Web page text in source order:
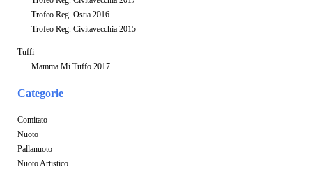
Trofeo Reg. Ostia 2016
Trofeo Reg. Civitavecchia 2015
Tuffi
Mamma Mi Tuffo 2017
Categorie
Comitato
Nuoto
Pallanuoto
Nuoto Artistico